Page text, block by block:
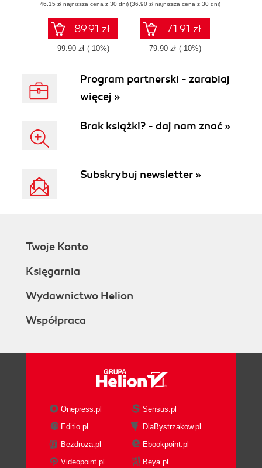
(46,15 zł najniższa cena z 30 dni)
89.91 zł
99.90 zł (-10%)
(36,90 zł najniższa cena z 30 dni)
71.91 zł
79.90 zł (-10%)
Program partnerski - zarabiaj
więcej »
Brak książki? - daj nam znać »
Subskrybuj newsletter »
Twoje Konto
Księgarnia
Wydawnictwo Helion
Współpraca
Onepress.pl
Sensus.pl
Editio.pl
DlaBystrzakow.pl
Bezdroza.pl
Ebookpoint.pl
Videopoint.pl
Beya.pl